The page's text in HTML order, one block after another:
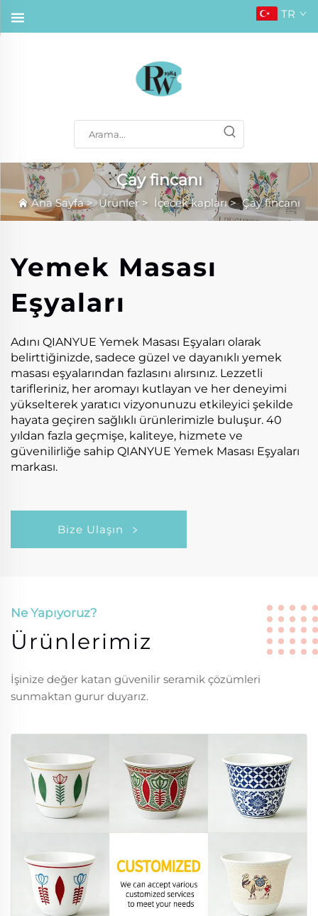
TR
Çay fincanı
Ana Sayfa>Ürünler > İçecek kapları>Çay fincanı
Yemek Masası
Eşyaları
Adını QIANYUE Yemek Masası Eşyaları olarak
belirttiğinizde, sadece güzel ve dayanıklı yemek
masası eşyalarından fazlasını alırsınız. Lezzetli
tarifleriniz, her aromayı kutlayan ve her deneyimi
yükselterek yaratıcı vizyonunuzu etkileyici şekilde
hayata geçiren sağlıklı ürünlerimizle buluşur. 40
yıldan fazla geçmişe, kaliteye, hizmete ve
güvenilirliğe sahip QIANYUE Yemek Masası Eşyaları
markası.
Bize Ulaşın
Ne Yapıyoruz?
Ürünlerimiz
İşinize değer katan güvenilir seramik çözümleri
sunmaktan gurur duyarız.